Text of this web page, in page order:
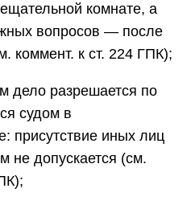
комнате, а
вопросов — после
коммент. к ст. 224 ГПК);
дело разрешается по
судом в
присутствие иных лиц
не допускается (см.